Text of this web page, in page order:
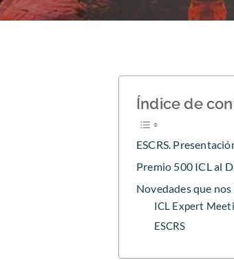
Índice de
ESCRS.
Premio 500 ICL al
Novedades que
ICL Expert
ESCRS